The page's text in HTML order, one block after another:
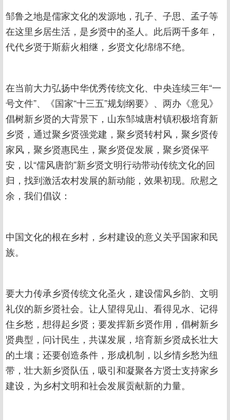
邹鲁之地是儒家文化的发源地，孔子、子思、孟子等
在这里乡居生活，是乡贤中的圣人。此后两千多年，
代代乡贤于斯薪火相继，乡贤文化绵绵不绝。
在当前大力弘扬中华优秀传统文化、中央连续三年“一
号文件”、《国家“十三五”规划纲要》、两办《意见》
倡树新乡贤的大背景下，山东邹城唐村镇积极培育新
乡贤，通过聚乡贤强党建，聚乡贤转村风，聚乡贤传
家风，聚乡贤惠民生，聚乡贤促发展，聚乡贤保平
安，以“儒风唐韵”新乡贤文明行动带动传统文化的回
归，找到激活农村发展的新动能，效果初现。欣慰之
余，我们倡议：
中国文化的根在乡村，乡村建设的意义关乎国家和民
族。
要大力传承乡贤传统文化圣火，建设儒风乡韵、文明
礼仪的新乡贤社会。让人望得见山、看得见水、记得
住乡愁，想得起乡贤；要发挥新乡贤作用，倡树新乡
贤典型，问计民生，共谋发展，培育新乡贤成长壮大
的土壤；还要创造条件，形成机制，以乡情乡愁为纽
带，壮大新乡贤队伍，吸引和凝聚各方贤士支持家乡
建设，为乡村文明和社会发展贡献新的力量。